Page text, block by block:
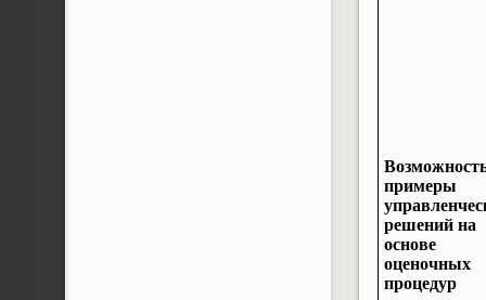
примеры
решений на
основе
оценочных
процедур